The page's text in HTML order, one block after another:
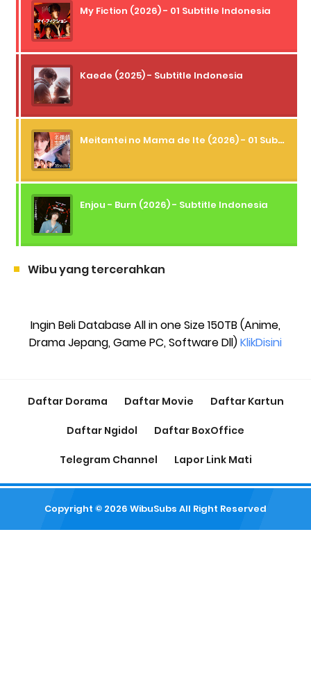
My Fiction (2026) - 01 Subtitle Indonesia
Kaede (2025) - Subtitle Indonesia
Meitantei no Mama de Ite (2026) - 01 Subtitle Indonesia
Enjou - Burn (2026) - Subtitle Indonesia
Wibu yang tercerahkan
Ingin Beli Database All in one Size 150TB (Anime,
Drama Jepang, Game PC, Software Dll)KlikDisini
Daftar Dorama Daftar Movie Daftar Kartun
Daftar Ngidol Daftar BoxOffice
Telegram Channel Lapor Link Mati
Copyright © 2026 WibuSubs All Right Reserved